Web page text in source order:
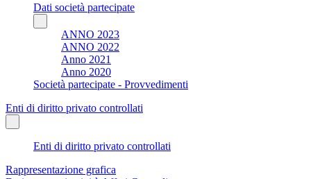
Dati società partecipate
ANNO 2023
ANNO 2022
Anno 2021
Anno 2020
Società partecipate - Provvedimenti
Enti di diritto privato controllati
Enti di diritto privato controllati
Rappresentazione grafica